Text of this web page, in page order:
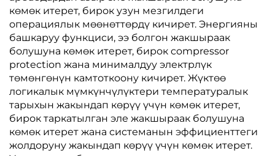
көмөк итерет, бирок узун мезгилдеги
операциялык мөөнөттөрдү кичирет. Энергияны
башкаруу функциси, ээ болгон жакшыраак
болушуна көмөк итерет, бирок compressor
protection жана минималдуу электрлүк
төмөнгөнүн камтоткоону кичирет. Жүктөө
логикалык мүмкүнчүлүктери температуралык
тарыхын жакындап көрүү үчүн көмөк итерет,
бирок таркатылган эле жакшыраак болушуна
көмөк итерет жана системанын эффициенттеги
жолдоруну жакындап көрүү үчүн көмөк итерет.